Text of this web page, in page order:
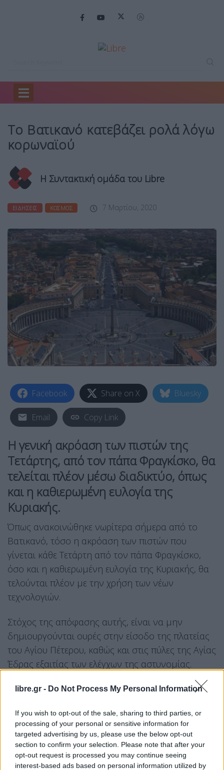
libre.gr - Do Not Process My Personal Information
If you wish to opt-out of the sale, sharing to third parties, or
processing of your personal or sensitive information for
targeted advertising by us, please use the below opt-out
section to confirm your selection. Please note that after your
opt-out request is processed you may continue seeing
interest-based ads based on personal information utilized by
Home
Το Βατικανό κατεβάζει ρολά λόγω
κορωναϊού
Η Συντακτική ομάδα του Libre
ΕΙΔΉΣΕΙΣ ΚΌΣΜΟΣ 7 Μαρτίου, 2020
Facebook Share on X Bluesky
Email Copy Link
Η γενική ακρόαση των πιστών της
Τετάρτης, από τον πάπα Φραγκίσκο, θα
τελείται πλέον μέσω διαδικτύο, όπως
και η καθιερωμένη ευλογία της
Κυριακής.
Όπως ανακοινώθηκε νωρίτερα σήμερα από το
Βατικανό, τόσο η ακρόαση των πιστών που
γίνεται κάθε Τετάρτη από τον πάπα Φραγκίσκο,
όσο και η καθιερωμένη ευλογία της Κυριακής, θα
τελούνται πλέον με την χρήση των νέων
τεχνολογιών.
Στόχος της απόφασης αυτής, είναι να μην
δημιουργούνται ουρές στην είσοδο της πλατείας
του Αγίου Πέτερου, καθώς και στις πύλες της Αγίας
Έδρας εξαιτίας των ελέγχων της αστυνομίας.
Η λήψη αυτών των μέτρων, όπως και η απόφαση
Λειτουργίας από τον ίδιο τον πάπα που γίνεται
στο παρεκκλήσι της Αγίας Μάρθας, είναι τα
κυριότερα από τα μέτρα πρόληψης κατά του
κορωναϊού.